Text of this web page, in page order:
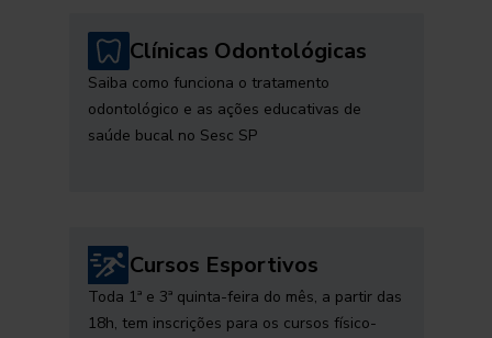
Clínicas Odontológicas
Saiba como funciona o tratamento
odontológico e as ações educativas de
saúde bucal no Sesc SP
Cursos Esportivos
Toda 1ª e 3ª quinta-feira do mês, a partir das
18h, tem inscrições para os cursos físico-